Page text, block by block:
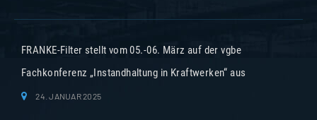
FRANKE-Filter stellt vom 05.-06. März auf der vgbe
Fachkonferenz „Instandhaltung in Kraftwerken“ aus
24. JANUAR 2025